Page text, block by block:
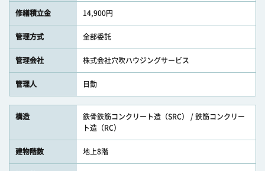
修繕積立金 14,900円
管理方式 全部委託
管理会社 株式会社穴吹ハウジングサービス
管理人 日勤
構造
鉄骨鉄筋コンクリート造（SRC） / 鉄筋コンクリー
ト造（RC）
建物階数 地上8階